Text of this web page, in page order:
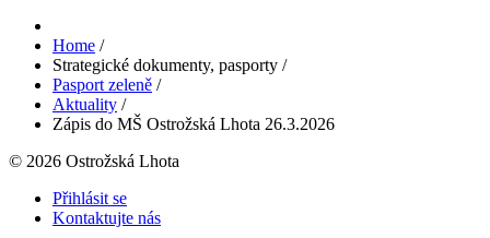
Home /
Strategické dokumenty, pasporty /
Pasport zeleně /
Aktuality /
Zápis do MŠ Ostrožská Lhota 26.3.2026
© 2026 Ostrožská Lhota
Přihlásit se
Kontaktujte nás